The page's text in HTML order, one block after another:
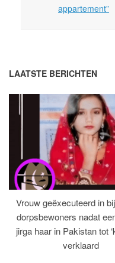
appartement”
LAATSTE BERICHTEN
Vrouw geëxecuteerd in
dorpsbewoners nadat
jirga haar in Pakistan tot
verklaard